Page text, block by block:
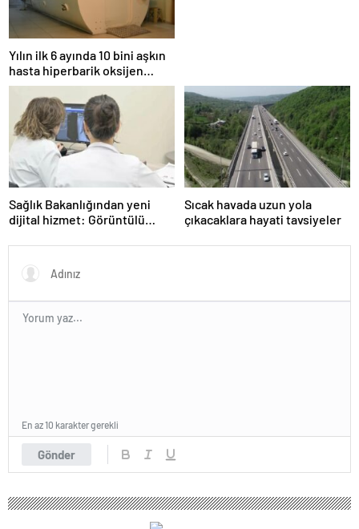
Yılın ilk 6 ayında 10 bini aşkın
hasta hiperbarik oksijen
tedavisinden yararlandı
Sağlık Bakanlığından yeni
dijital hizmet: Görüntülü
Sıcak havada uzun yola
çıkacaklara hayati tavsiyeler
Gönder
En az 10 karakter gerekli